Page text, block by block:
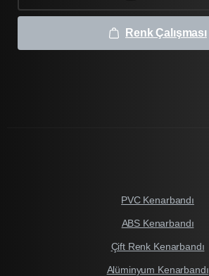
Renk Çalışması
PVC Kenarbandı
ABS Kenarbandı
Çift Renk Kenarbandı
Alüminyum Kenarbandı